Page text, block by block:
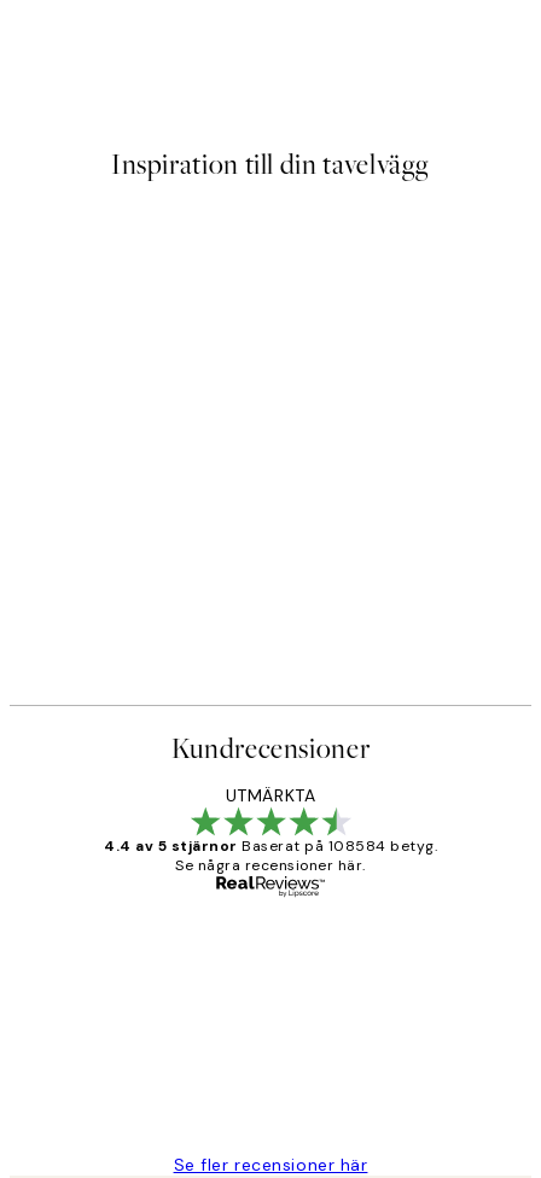
Inspiration till din tavelvägg
Kundrecensioner
UTMÄRKTA
4.4 av 5 stjärnor Baserat på 108584 betyg.
Se några recensioner här.
Se fler recensioner här